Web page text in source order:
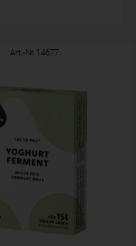
Art.-Nr. 14677